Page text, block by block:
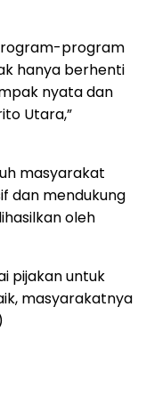
program
hanya berhenti
nyata dan
Utara,”
masyarakat
dan mendukung
oleh
pijakan untuk
masyarakatnya